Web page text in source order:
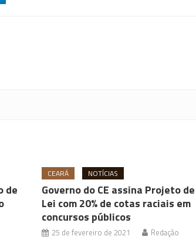
de
CEARÁ NOTÍCIAS
Governo do CE assina Projeto de
Lei com 20% de cotas raciais em
concursos públicos
25 de fevereiro de 2021 Redação